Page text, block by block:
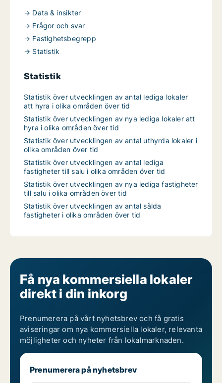
→ Data & insikter
→ Frågor och svar
→ Fastighetsbegrepp
→ Statistik
Statistik
Statistik över utvecklingen av antal lediga lokaler
att hyra i olika områden över tid
Statistik över utvecklingen av nya lediga lokaler att
hyra i olika områden över tid
Statistik över utvecklingen av antal uthyrda lokaler i
olika områden över tid
Statistik över utvecklingen av antal lediga
fastigheter till salu i olika områden över tid
Statistik över utvecklingen av nya lediga fastigheter
till salu i olika områden över tid
Statistik över utvecklingen av antal sålda
fastigheter i olika områden över tid
Få nya kommersiella lokaler
direkt i din inkorg
Prenumerera på vårt nyhetsbrev och få gratis
aviseringar om nya kommersiella lokaler, relevanta
möjligheter och nyheter från lokalmarknaden.
Prenumerera på nyhetsbrev